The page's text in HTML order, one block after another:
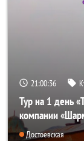
21:00:34
Тур на 1 день
компании
Достоевская